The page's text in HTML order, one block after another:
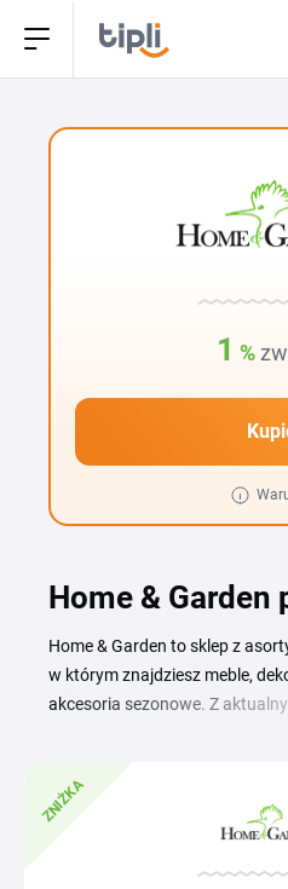
1 %
Home & Garden
Home & Garden to sklep z
w którym znajdziesz meble,
akcesoria sezonowe. Z
wyprzedaż. Aktualne kupony i
zestawieniu. Wystarczy, że
na kod rabatowy. Dzięki temu
ZNIŻKA